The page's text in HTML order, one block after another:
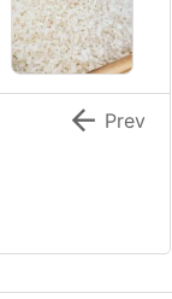
 Prev